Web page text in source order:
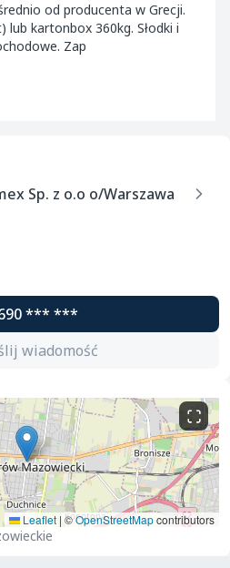
lub kartonbox 360kg. Słodki i
Zap
Sp. z o.o o/Warszawa
*** ***
wiadomość
Leaflet | ©OpenStreetMapcontributors